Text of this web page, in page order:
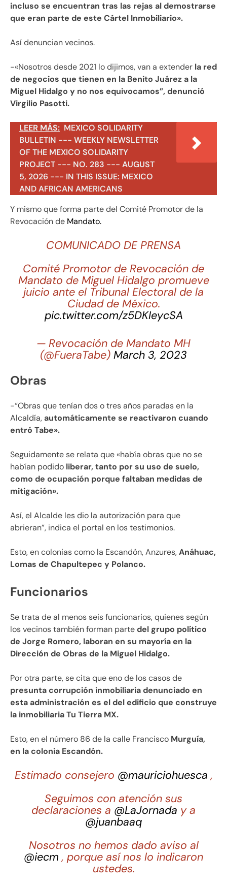
incluso se encuentran tras las rejas al demostrarse
que eran parte de este Cártel Inmobiliario».
Así denuncian vecinos.
-«Nosotros desde 2021 lo dijimos, van a extender la red
de negocios que tienen en la Benito Juárez a la
Miguel Hidalgo y no nos equivocamos”, denunció
Virgilio Pasotti.
LEER MÁS: MEXICO SOLIDARITY
BULLETIN --- WEEKLY NEWSLETTER
OF THE MEXICO SOLIDARITY
PROJECT --- NO. 283 --- AUGUST
5, 2026 --- IN THIS ISSUE: MEXICO
AND AFRICAN AMERICANS
Y mismo que forma parte del Comité Promotor de la
Revocación de Mandato.
COMUNICADO DE PRENSA
Comité Promotor de Revocación de
Mandato de Miguel Hidalgo promueve
juicio ante el Tribunal Electoral de la
Ciudad de México.
pic.twitter.com/z5DKIeycSA
— Revocación de Mandato MH
(@FueraTabe) March 3, 2023
Obras
-“Obras que tenían dos o tres años paradas en la
Alcaldía,automáticamente se reactivaron cuando
entró Tabe».
Seguidamente se relata que «había obras que no se
habían podido liberar, tanto por su uso de suelo,
como de ocupación porque faltaban medidas de
mitigación».
Así, el Alcalde les dio la autorización para que
abrieran”, indica el portal en los testimonios.
Esto, en colonias como la Escandón, Anzures,Anáhuac,
Lomas de Chapultepec y Polanco.
Funcionarios
Se trata de al menos seis funcionarios, quienes según
los vecinos también forman partedel grupo político
de Jorge Romero, laboran en su mayoría en la
Dirección de Obras de la Miguel Hidalgo.
Por otra parte, se cita que eno de los casos de
presunta corrupción inmobiliaria denunciado en
esta administración es el del edificio que construye
la inmobiliaria Tu Tierra MX.
Esto, en el número 86 de la calle Francisco Murguía,
en la colonia Escandón.
Estimado consejero @mauriciohuesca ,
Seguimos con atención sus
declaraciones a @LaJornada y a
@juanbaaq
Nosotros no hemos dado aviso al
@iecm , porque así nos lo indicaron
ustedes.